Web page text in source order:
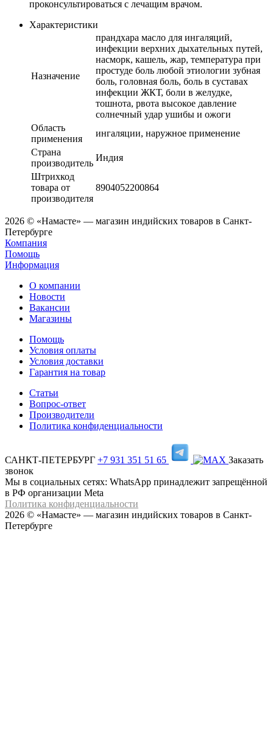
проконсультироваться с лечащим врачом.
Характеристики
Назначение
прандхара масло для ингаляций,
инфекции верхних дыхательных путей,
насморк, кашель, жар, температура при
простуде боль любой этиологии зубная
боль, головная боль, боль в суставах
инфекции ЖКТ, боли в желудке,
тошнота, рвота высокое давление
солнечный удар ушибы и ожоги
Область
применения
ингаляции, наружное применение
Страна
производитель
Индия
Штрихкод
товара от
производителя
8904052200864
2026 © «Намасте» — магазин индийских товаров в Санкт-
Петербурге
Компания
Помощь
Информация
О компании
Новости
Вакансии
Магазины
Помощь
Условия оплаты
Условия доставки
Гарантия на товар
Статьи
Вопрос-ответ
Производители
Политика конфиденциальности
САНКТ-ПЕТЕРБУРГ +7 931 351 51 65
Заказать
звонок
Мы в социальных сетях: WhatsApp принадлежит запрещённой
в РФ организации Meta
Политика конфиденциальности
2026 © «Намасте» — магазин индийских товаров в Санкт-
Петербурге